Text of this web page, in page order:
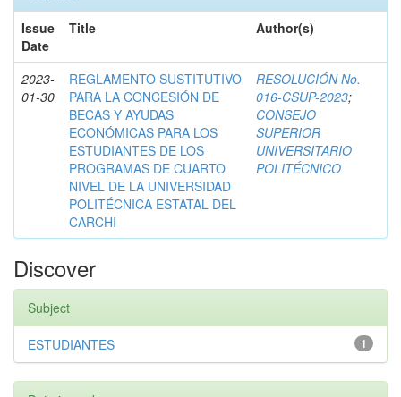
Issue
Date
Title Author(s)
2023-
01-30
REGLAMENTO SUSTITUTIVO
PARA LA CONCESIÓN DE
BECAS Y AYUDAS
ECONÓMICAS PARA LOS
ESTUDIANTES DE LOS
PROGRAMAS DE CUARTO
NIVEL DE LA UNIVERSIDAD
POLITÉCNICA ESTATAL DEL
CARCHI
RESOLUCIÓN No.
016-CSUP-2023;
CONSEJO
SUPERIOR
UNIVERSITARIO
POLITÉCNICO
Discover
Subject
1
ESTUDIANTES